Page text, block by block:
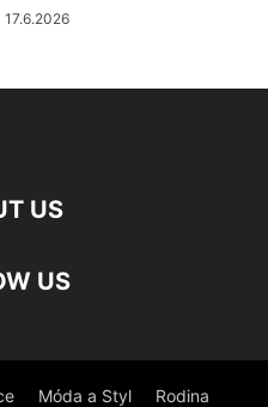
17.6.2026
US
US
Móda a Styl Rodina